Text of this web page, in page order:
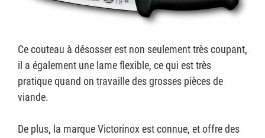
Ce couteau à désosser est non seulement très coupant,
il a également une lame flexible, ce qui est très
pratique quand on travaille des grosses pièces de
viande.
De plus, la marque Victorinox est connue, et offre des